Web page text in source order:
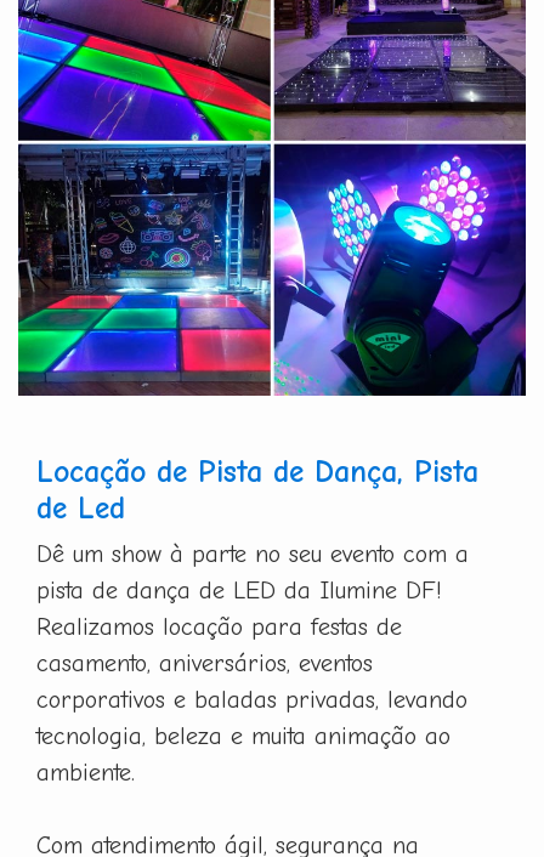
Locação de Pista de Dança, Pista
de Led
Dê um show à parte no seu evento com a
pista de dança de LED da Ilumine DF!
Realizamos locação para festas de
casamento, aniversários, eventos
corporativos e baladas privadas, levando
tecnologia, beleza e muita animação ao
ambiente.
Com atendimento ágil, segurança na